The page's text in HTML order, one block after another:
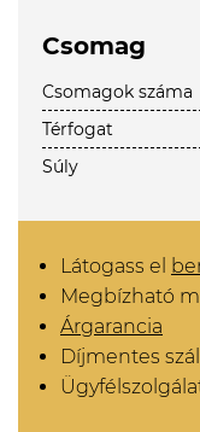
Csomag
Csomagok száma
Térfogat
Súly
Látogass el
Megbízható
Árgarancia
Díjmentes